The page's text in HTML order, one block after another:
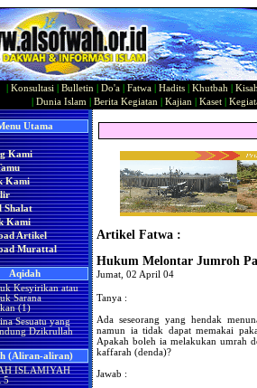
Konsultasi Bulletin Do'a Fatwa Hadits Khutbah
Dunia Islam Berita Kegiatan Kajian Kaset|
Utama
Kami
Kami
Shalat
Kami
Artikel
Murattal
Aqidah
Kesyirikan atau
Sarana
(1)
Sesuatu yang
Dzikrullah
(Aliran-aliran)
ISLAMIYAH
5
Artikel Fatwa :
Hukum Melontar Jumroh
Jumat, 02 April 04
Tanya :
Ada seseorang yang hendak
namun ia tidak dapat memakai
Apakah boleh ia melakukan umrah
kaffarah (denda)?
Jawab :